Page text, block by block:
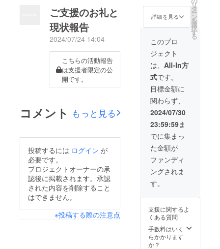
ご支援のお礼と
現状報告
2024/07/24 14:04
こちらの活動報告
は支援者限定の公
開です。
コメント もっと見る
投稿するには ログイン が
必要です。
プロジェクトオーナーの承
認後に掲載されます。承認
された内容を削除すること
はできません。
※投稿する際の注意点
係の成
あっせ
んする
ござい
ませ
ん。こ
のこと
は、本
プロ
ジェク
トのリ
ターン
につい
ても同
様で
す。 ま
えちゃ
んのお
店で1日
店長が
出来る
理・提
供は基
本的に
こちら
で行い
ますの
望され
るお名
ださい
業でも
使用さ
ます。
※スポン
サー様
のお名
前掲示
はキャ
ンペー
ン期間
中のみ
となり
ます。
※支援
時、必
ず備考
欄に掲
載を希
望され
るお名
ださい
で行い
ますの
で、時
間内は
自由に
動いて
いただ
けま
す。 (ご
希望が
あれば
もちろ
ん調理
提供も
出来ま
す) お客
様と話
すも良
し、飲
みなが
らふん
ぞり返
えちゃ
キ使う
も良し
(笑) ど
うぞ店
長気分
詳細を見る
リ
タ
ー
ン
を
選
択
す
る
このプロ
ジェクト
は、 All-In方
式です。
目標金額に
関わらず、
2024/07/30
23:59:59ま
でに集まっ
た金額が
ファンディ
ングされま
す。
支援に関するよ
くある質問
手数料はいく
らかかります
か？